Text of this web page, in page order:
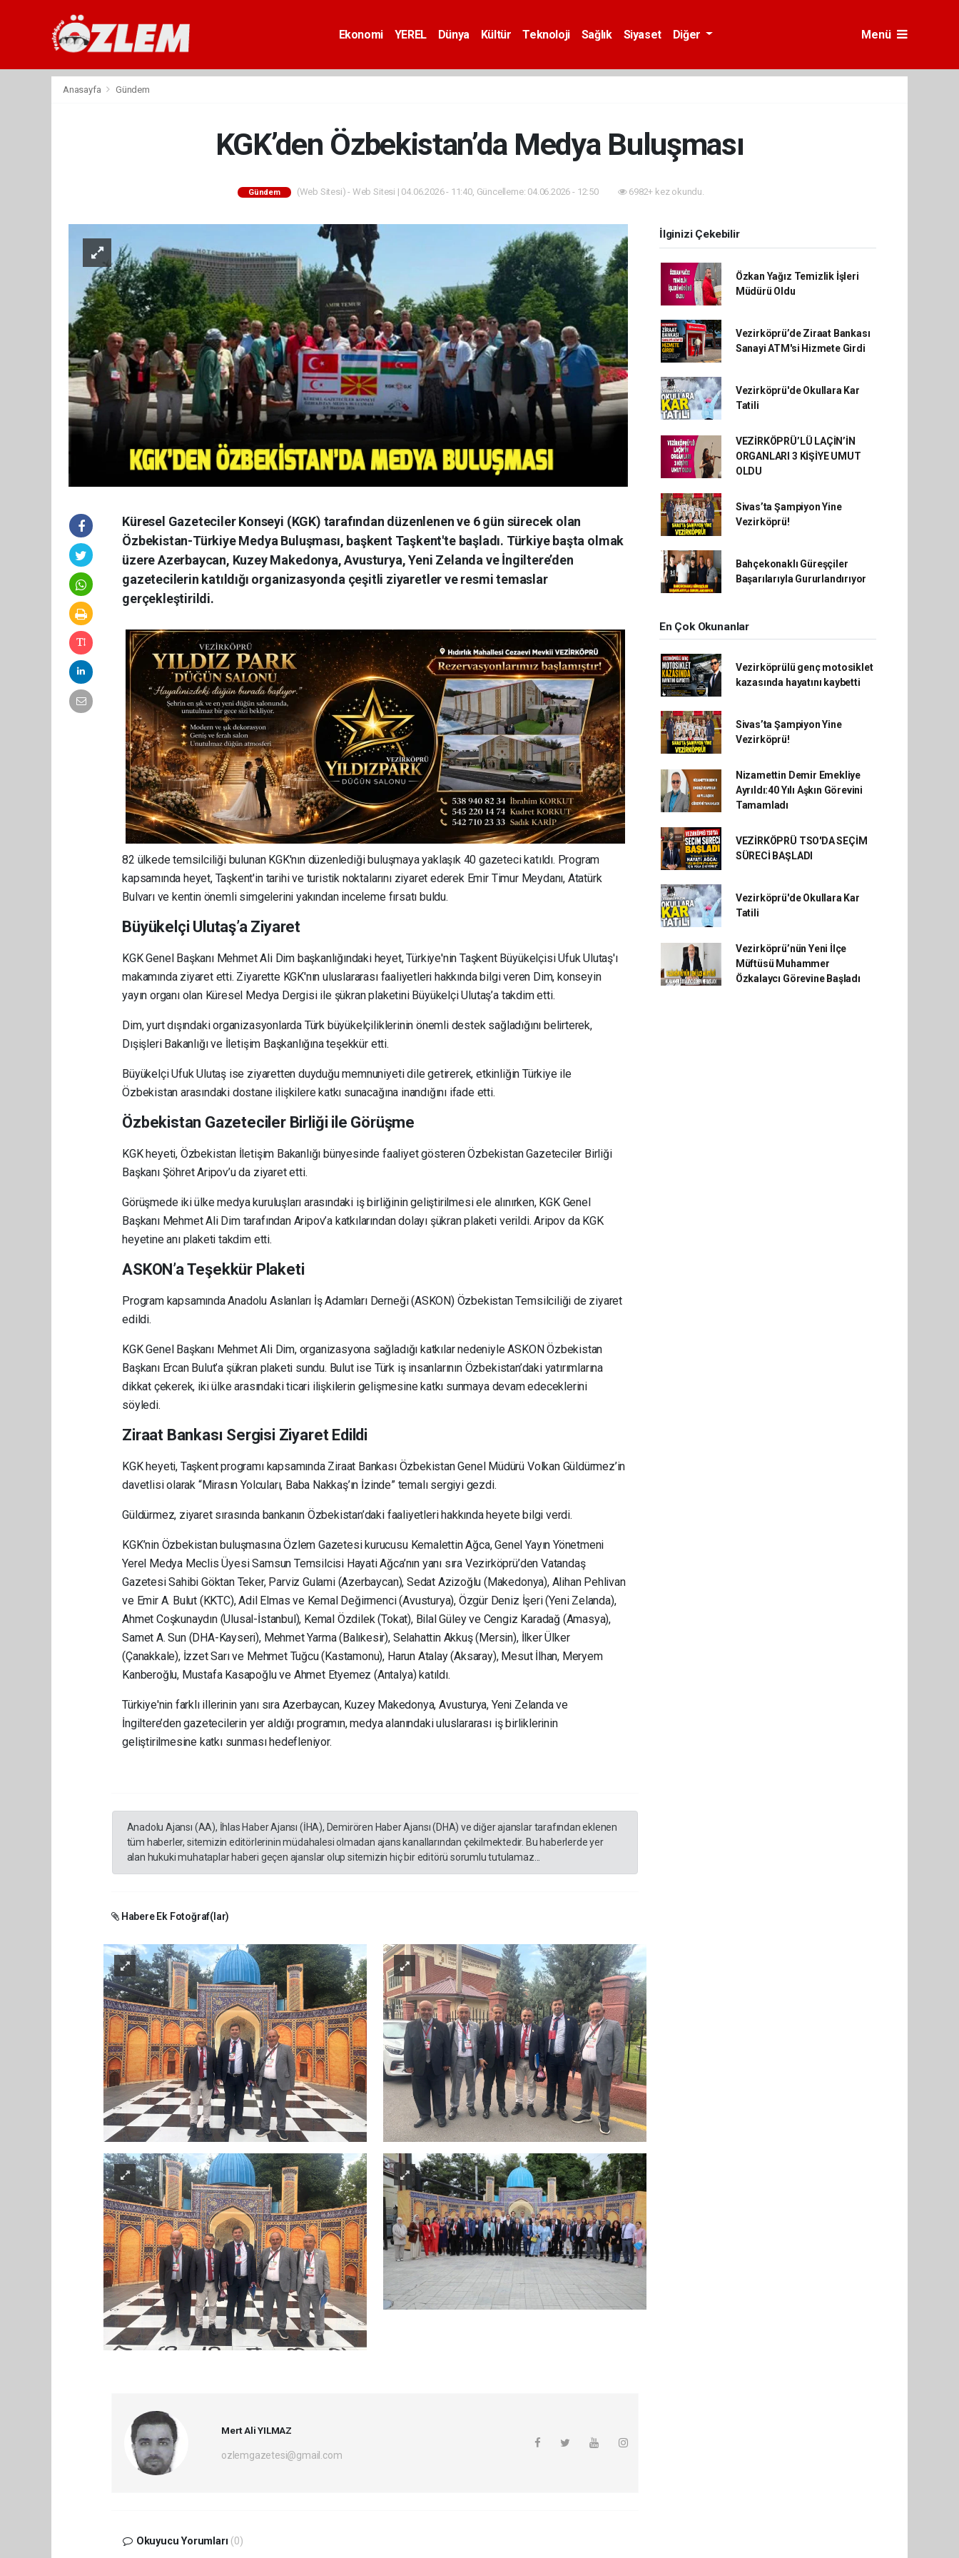
Ekonomi YEREL Dünya Kültür Teknoloji Sağlık Siyaset Diğer Menü
Anasayfa Gündem
KGK’den Özbekistan’da Medya Buluşması
Gündem (Web Sitesi) - Web Sitesi | 04.06.2026 - 11:40, Güncelleme: 04.06.2026 - 12:50 6982+ kez okundu.
Küresel Gazeteciler Konseyi (KGK) tarafından düzenlenen ve 6 gün sürecek olan
Özbekistan-Türkiye Medya Buluşması, başkent Taşkent'te başladı. Türkiye başta olmak
üzere Azerbaycan, Kuzey Makedonya, Avusturya, Yeni Zelanda ve İngiltere’den
gazetecilerin katıldığı organizasyonda çeşitli ziyaretler ve resmi temaslar
gerçekleştirildi.
82 ülkede temsilciliği bulunan KGK'nın düzenlediği buluşmaya yaklaşık 40 gazeteci katıldı. Program
kapsamında heyet, Taşkent'in tarihi ve turistik noktalarını ziyaret ederek Emir Timur Meydanı, Atatürk
Bulvarı ve kentin önemli simgelerini yakından inceleme fırsatı buldu.
Büyükelçi Ulutaş’a Ziyaret
KGK Genel Başkanı Mehmet Ali Dim başkanlığındaki heyet, Türkiye'nin Taşkent Büyükelçisi Ufuk Ulutaş'ı
makamında ziyaret etti. Ziyarette KGK'nın uluslararası faaliyetleri hakkında bilgi veren Dim, konseyin
yayın organı olan Küresel Medya Dergisi ile şükran plaketini Büyükelçi Ulutaş’a takdim etti.
Dim, yurt dışındaki organizasyonlarda Türk büyükelçiliklerinin önemli destek sağladığını belirterek,
Dışişleri Bakanlığı ve İletişim Başkanlığına teşekkür etti.
Büyükelçi Ufuk Ulutaş ise ziyaretten duyduğu memnuniyeti dile getirerek, etkinliğin Türkiye ile
Özbekistan arasındaki dostane ilişkilere katkı sunacağına inandığını ifade etti.
Özbekistan Gazeteciler Birliği ile Görüşme
KGK heyeti, Özbekistan İletişim Bakanlığı bünyesinde faaliyet gösteren Özbekistan Gazeteciler Birliği
Başkanı Şöhret Aripov’u da ziyaret etti.
Görüşmede iki ülke medya kuruluşları arasındaki iş birliğinin geliştirilmesi ele alınırken, KGK Genel
Başkanı Mehmet Ali Dim tarafından Aripov’a katkılarından dolayı şükran plaketi verildi. Aripov da KGK
heyetine anı plaketi takdim etti.
ASKON’a Teşekkür Plaketi
Program kapsamında Anadolu Aslanları İş Adamları Derneği (ASKON) Özbekistan Temsilciliği de ziyaret
edildi.
KGK Genel Başkanı Mehmet Ali Dim, organizasyona sağladığı katkılar nedeniyle ASKON Özbekistan
Başkanı Ercan Bulut’a şükran plaketi sundu. Bulut ise Türk iş insanlarının Özbekistan’daki yatırımlarına
dikkat çekerek, iki ülke arasındaki ticari ilişkilerin gelişmesine katkı sunmaya devam edeceklerini
söyledi.
Ziraat Bankası Sergisi Ziyaret Edildi
KGK heyeti, Taşkent programı kapsamında Ziraat Bankası Özbekistan Genel Müdürü Volkan Güldürmez’in
davetlisi olarak “Mirasın Yolcuları, Baba Nakkaş’ın İzinde” temalı sergiyi gezdi.
Güldürmez, ziyaret sırasında bankanın Özbekistan’daki faaliyetleri hakkında heyete bilgi verdi.
KGK’nin Özbekistan buluşmasına Özlem Gazetesi kurucusu Kemalettin Ağca, Genel Yayın Yönetmeni
Yerel Medya Meclis Üyesi Samsun Temsilcisi Hayati Ağca’nın yanı sıra Vezirköprü’den Vatandaş
Gazetesi Sahibi Göktan Teker, Parviz Gulami (Azerbaycan), Sedat Azizoğlu (Makedonya), Alihan Pehlivan
ve Emir A. Bulut (KKTC), Adil Elmas ve Kemal Değirmenci (Avusturya), Özgür Deniz İşeri (Yeni Zelanda),
Ahmet Coşkunaydın (Ulusal-İstanbul), Kemal Özdilek (Tokat), Bilal Güley ve Cengiz Karadağ (Amasya),
Samet A. Sun (DHA-Kayseri), Mehmet Yarma (Balıkesir), Selahattin Akkuş (Mersin), İlker Ülker
(Çanakkale), İzzet Sarı ve Mehmet Tuğcu (Kastamonu), Harun Atalay (Aksaray), Mesut İlhan, Meryem
Kanberoğlu, Mustafa Kasapoğlu ve Ahmet Etyemez (Antalya) katıldı.
Türkiye'nin farklı illerinin yanı sıra Azerbaycan, Kuzey Makedonya, Avusturya, Yeni Zelanda ve
İngiltere’den gazetecilerin yer aldığı programın, medya alanındaki uluslararası iş birliklerinin
geliştirilmesine katkı sunması hedefleniyor.
Anadolu Ajansı (AA), İhlas Haber Ajansı (İHA), Demirören Haber Ajansı (DHA) ve diğer ajanslar tarafından eklenen
tüm haberler, sitemizin editörlerinin müdahalesi olmadan ajans kanallarından çekilmektedir. Bu haberlerde yer
alan hukuki muhataplar haberi geçen ajanslar olup sitemizin hiç bir editörü sorumlu tutulamaz...
Habere Ek Fotoğraf(lar)
Mert Ali YILMAZ
ozlemgazetesi@gmail.com
Okuyucu Yorumları (0)
İlginizi Çekebilir
Özkan Yağız Temizlik İşleri
Müdürü Oldu
Vezirköprü’de Ziraat Bankası
Sanayi ATM'si Hizmete Girdi
Vezirköprü'de Okullara Kar
Tatili
VEZİRKÖPRÜ’LÜ LAÇİN’İN
ORGANLARI 3 KİŞİYE UMUT
OLDU
Sivas’ta Şampiyon Yine
Vezirköprü!
Bahçekonaklı Güreşçiler
Başarılarıyla Gururlandırıyor
En Çok Okunanlar
Vezirköprülü genç motosiklet
kazasında hayatını kaybetti
Sivas’ta Şampiyon Yine
Vezirköprü!
Nizamettin Demir Emekliye
Ayrıldı:40 Yılı Aşkın Görevini
Tamamladı
VEZİRKÖPRÜ TSO'DA SEÇİM
SÜRECİ BAŞLADI
Vezirköprü'de Okullara Kar
Tatili
Vezirköprü’nün Yeni İlçe
Müftüsü Muhammer
Özkalaycı Görevine Başladı